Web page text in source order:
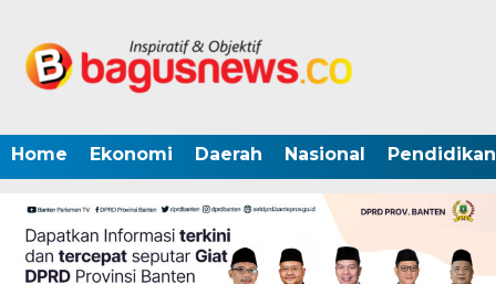
Home Ekonomi Daerah Nasional Pendidikan